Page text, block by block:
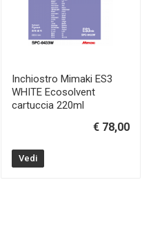
Inchiostro Mimaki ES3
WHITE Ecosolvent
cartuccia 220ml
€ 78,00
Vedi